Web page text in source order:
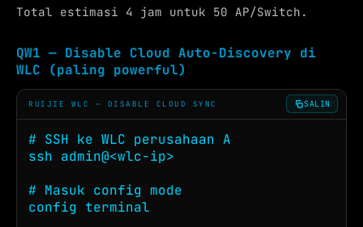
Total estimasi 4 jam untuk 50 AP/Switch.
QW1 — Disable Cloud Auto-Discovery di
WLC (paling powerful)
RUIJIE WLC — DISABLE CLOUD SYNC SALIN
# SSH ke WLC perusahaan A
ssh admin@<wlc-ip>
# Masuk config mode
config terminal